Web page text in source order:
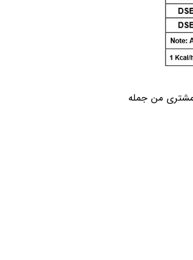
اندازی در محل مشتری من جمله